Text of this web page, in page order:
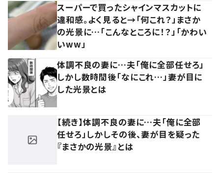
スーパーで買ったシャインマスカットに
違和感。よく見ると→「何これ？」まさか
の光景に…「こんなところに！？」「かわい
いww」
体調不良の妻に…夫「俺に全部任せろ」
しかし数時間後「なにこれ…」妻が目に
した光景とは
【続き】体調不良の妻に…夫「俺に全部
任せろ」しかしその後、妻が目を疑った
『まさかの光景』とは